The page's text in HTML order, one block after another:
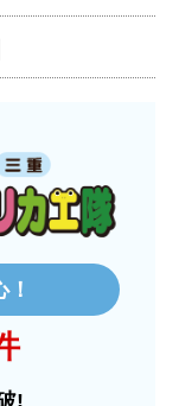
？
？